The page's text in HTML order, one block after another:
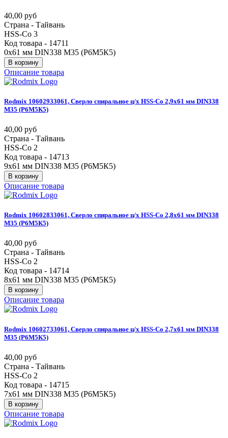
40,00 руб
Страна - Тайвань
HSS-Co 3
Код товара - 14711
0х61 мм DIN338 М35 (Р6М5К5)
В корзину
Описание товара
Rodmix 10602933061, Сверло спиральное ц/х HSS-Co 2,9х61 мм DIN338
М35 (Р6М5К5)
40,00 руб
Страна - Тайвань
HSS-Co 2
Код товара - 14713
9х61 мм DIN338 М35 (Р6М5К5)
В корзину
Описание товара
Rodmix 10602833061, Сверло спиральное ц/х HSS-Co 2,8х61 мм DIN338
М35 (Р6М5К5)
40,00 руб
Страна - Тайвань
HSS-Co 2
Код товара - 14714
8х61 мм DIN338 М35 (Р6М5К5)
В корзину
Описание товара
Rodmix 10602733061, Сверло спиральное ц/х HSS-Co 2,7х61 мм DIN338
М35 (Р6М5К5)
40,00 руб
Страна - Тайвань
HSS-Co 2
Код товара - 14715
7х61 мм DIN338 М35 (Р6М5К5)
В корзину
Описание товара